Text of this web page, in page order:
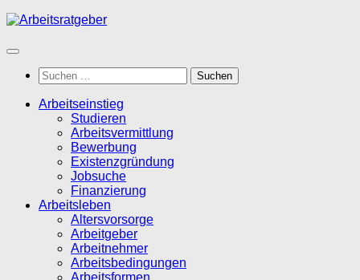
Zum
springen
Suchen
nach:
Arbeitseinstieg
Studieren
Arbeitsvermittlung
Bewerbung
Existenzgründung
Jobsuche
Finanzierung
Arbeitsleben
Altersvorsorge
Arbeitgeber
Arbeitnehmer
Arbeitsbedingungen
Arbeitsformen